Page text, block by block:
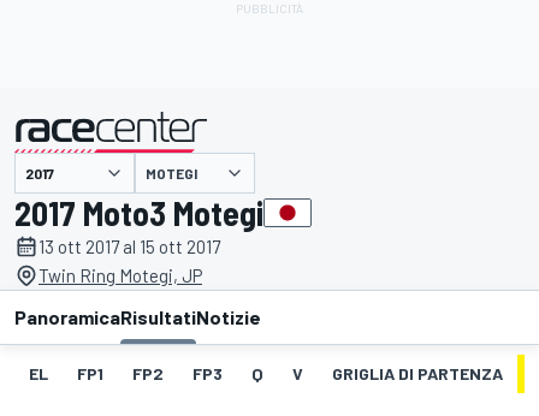
presentato da MOTEGI
2017 Moto3 Motegi
13 ott 2017 al 15 ott 2017
Twin Ring Motegi, JP
PanoramicaRisultatiNotizie
EL FP1 FP2 FP3 Q V GRIGLIA DI PARTENZA